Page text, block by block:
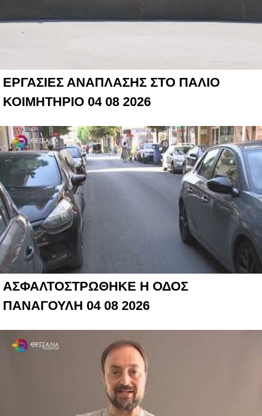
ΕΡΓΑΣΙΕΣ ΑΝΑΠΛΑΣΗΣ ΣΤΟ ΠΑΛΙΟ
ΚΟΙΜΗΤΗΡΙΟ 04 08 2026
ΑΣΦΑΛΤΟΣΤΡΩΘΗΚΕ Η ΟΔΟΣ
ΠΑΝΑΓΟΥΛΗ 04 08 2026